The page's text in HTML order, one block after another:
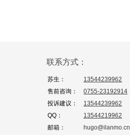
联系方式：
苏生：
13544239962
售前咨询：
0755-23192914
投诉建议：
13544239962
QQ：
13544219962
邮箱：
hugo@ilanmo.cn